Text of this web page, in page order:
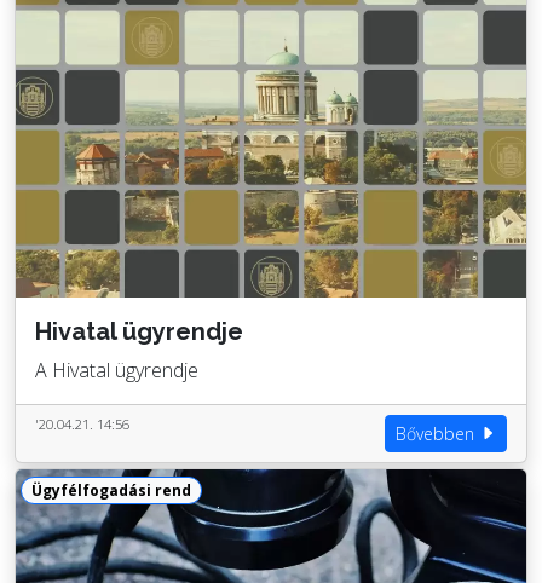
Hivatal ügyrendje
A Hivatal ügyrendje
'20.04.21. 14:56 Bővebben
Ügyfélfogadási rend